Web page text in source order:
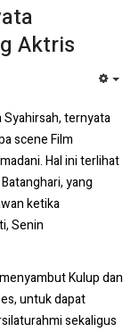
Aktris
Syahirsah, ternyata
scene Film
Hal ini terlihat
yang
ketika
Senin
Kulup dan
untuk dapat
sekaligus